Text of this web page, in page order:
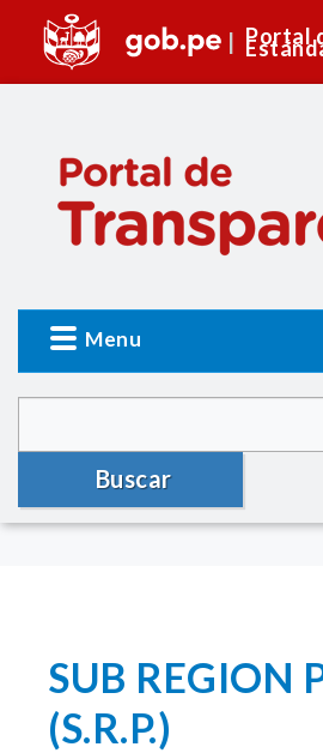
Portal
Menu
Buscar
SUB REGION
(S.R.P.)